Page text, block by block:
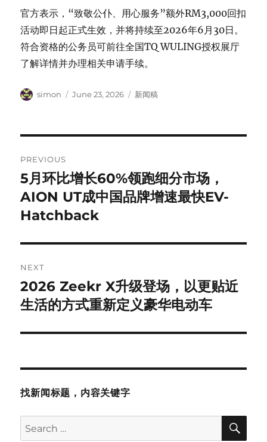
官方表示，“致敬公仆、用心服务”额外RM3,000回扣
活动即日起正式生效，并将持续至2026年6月30日。
符合资格的公务员可前往全国TQ WULING授权展厅
了解详情并办理相关申请手续。
Author
simon
Posted
June 23, 2026 Categories
新闻稿
navigation
PREVIOUS
Previous
post:
5月环比增长60%领跑细分市场，
AION UT成中国品牌增速最快EV-
Hatchback
NEXT
Next
post:
2026 Zeekr X升级登场，以更贴近
生活的方式重新定义豪华电动车
找新闻标题，内容关键字
Search